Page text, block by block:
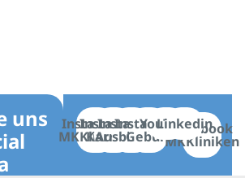
uns
Instagram
MKKliniken
Instagram
Karriere
Instagram
Ausbildung
Instagram
GeburtFacebook
MKKliniken
YouTube
Linkedin